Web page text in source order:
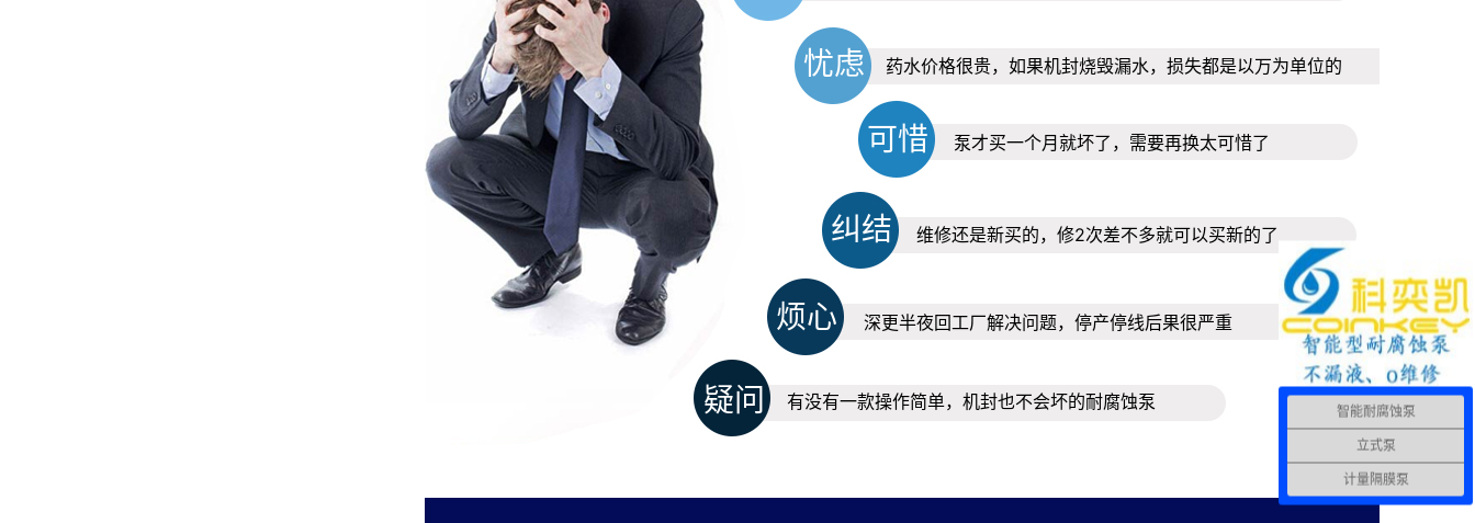
忧虑 药水价格很贵，如果机封烧毁漏水，损失都是以万为单位的
可惜 泵才买一个月就坏了，需要再换太可惜了
纠结 维修还是新买的，修2次差不多就可以买新的了
烦心 深更半夜回工厂解决问题，停产停线后果很严重
疑问 有没有一款操作简单，机封也不会坏的耐腐蚀泵 智能耐腐蚀泵
立式泵
计量隔膜泵